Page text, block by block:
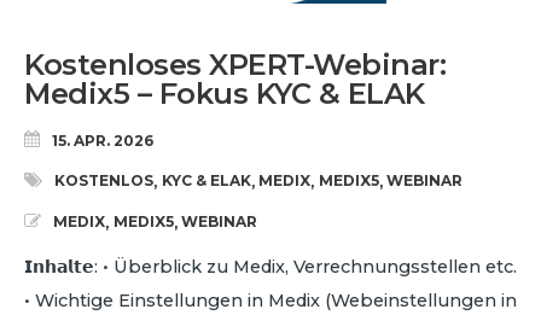
Kostenloses XPERT-Webinar:
Medix5 – Fokus KYC & ELAK
15. APR. 2026
KOSTENLOS, KYC & ELAK, MEDIX, MEDIX5, WEBINAR
MEDIX, MEDIX5, WEBINAR
𝗜𝗻𝗵𝗮𝗹𝘁𝗲: • Überblick zu Medix, Verrechnungsstellen etc.
• Wichtige Einstellungen in Medix (Webeinstellungen in